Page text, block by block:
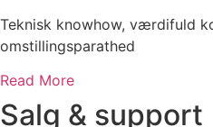
Teknisk knowhow, værdifuld
omstillingsparathed
Read More
Salg & support